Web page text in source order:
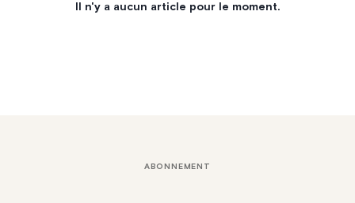
Il n'y a aucun article pour le moment.
ABONNEMENT